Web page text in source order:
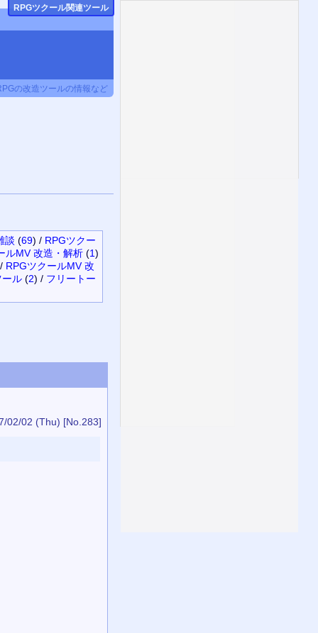
の改造ツールの情報など
談 (69) / RPGツクー
ルMV 改造・解析 (1)
/ RPGツクールMV 改
ル (2) / フリートー
02/02 (Thu) [No.283]
RPGツクール関連ツール